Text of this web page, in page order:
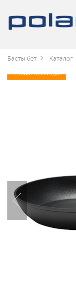
Басты бет Каталог
2 ЖЫЛ КЕПІЛДІК